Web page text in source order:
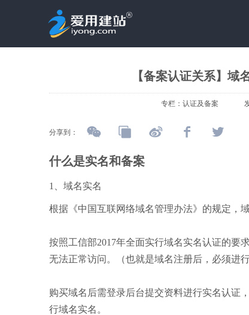
【备案认证关系】域
专栏： 认证及备案
分享到：
什么是实名和备案
1、域名实名
根据《中国互联网络域名管理办法》的规定，
按照工信部2017年全面实行域名实名认证的要
无法正常访问。（也就是域名注册后，必须进
购买域名后需登录后台提交资料进行实名认证
行域名实名。